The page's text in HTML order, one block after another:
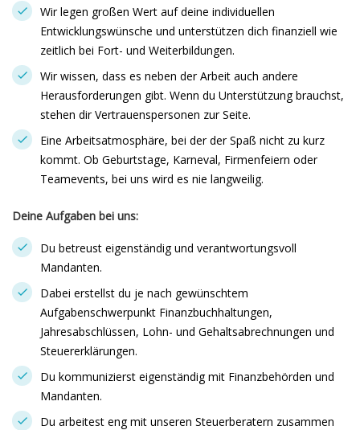
Wir legen großen Wert auf deine individuellen
Entwicklungswünsche und unterstützen dich finanziell wie
zeitlich bei Fort- und Weiterbildungen.
Wir wissen, dass es neben der Arbeit auch andere
Herausforderungen gibt. Wenn du Unterstützung brauchst,
stehen dir Vertrauenspersonen zur Seite.
Eine Arbeitsatmosphäre, bei der der Spaß nicht zu kurz
kommt. Ob Geburtstage, Karneval, Firmenfeiern oder
Teamevents, bei uns wird es nie langweilig.
Deine Aufgaben bei uns:
Du betreust eigenständig und verantwortungsvoll
Mandanten.
Dabei erstellst du je nach gewünschtem
Aufgabenschwerpunkt Finanzbuchhaltungen,
Jahresabschlüssen, Lohn- und Gehaltsabrechnungen und
Steuererklärungen.
Du kommunizierst eigenständig mit Finanzbehörden und
Mandanten.
Du arbeitest eng mit unseren Steuerberatern zusammen